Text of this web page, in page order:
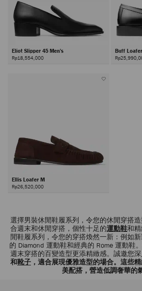
Eliot Slipper 45 Men's
Rp18,554,000
Buff Loafer
Ellis Loafer M
Rp26,520,000
選擇男裝休閒鞋履系列，令您的休閒穿搭
合週末和休閒穿搭，個性十足的運動鞋和
閒鞋履系列，令您的穿搭煥然一新：例如
的 Diamond 運動鞋和經典的 Rome 運動鞋
週末穿搭的百變造型更添精緻感。誠邀您
和靴子 ，適合展現優雅造型的場合。這些
美配搭，營造低調奢華的